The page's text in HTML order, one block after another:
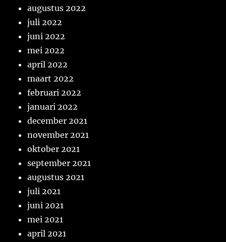
augustus 2022
juli 2022
juni 2022
mei 2022
april 2022
maart 2022
februari 2022
januari 2022
december 2021
november 2021
oktober 2021
september 2021
augustus 2021
juli 2021
juni 2021
mei 2021
april 2021